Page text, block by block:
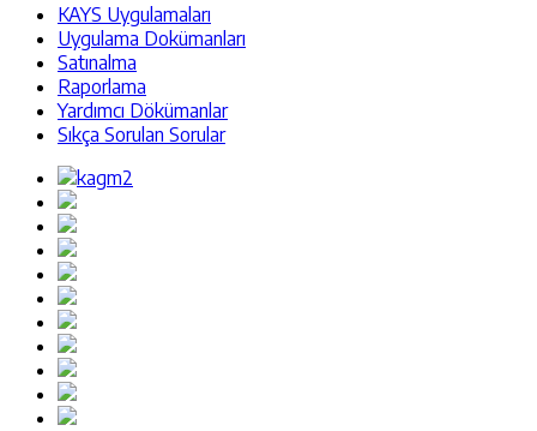
KAYS Uygulamaları
Uygulama Dokümanları
Satınalma
Raporlama
Yardımcı Dökümanlar
Sıkça Sorulan Sorular